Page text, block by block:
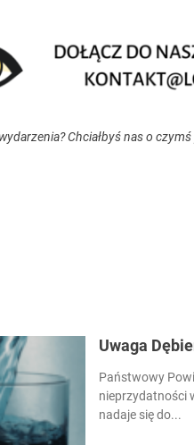
Chciałbyś nas o
Uwaga
Państwowy
nieprzydatności
nadaje się do...